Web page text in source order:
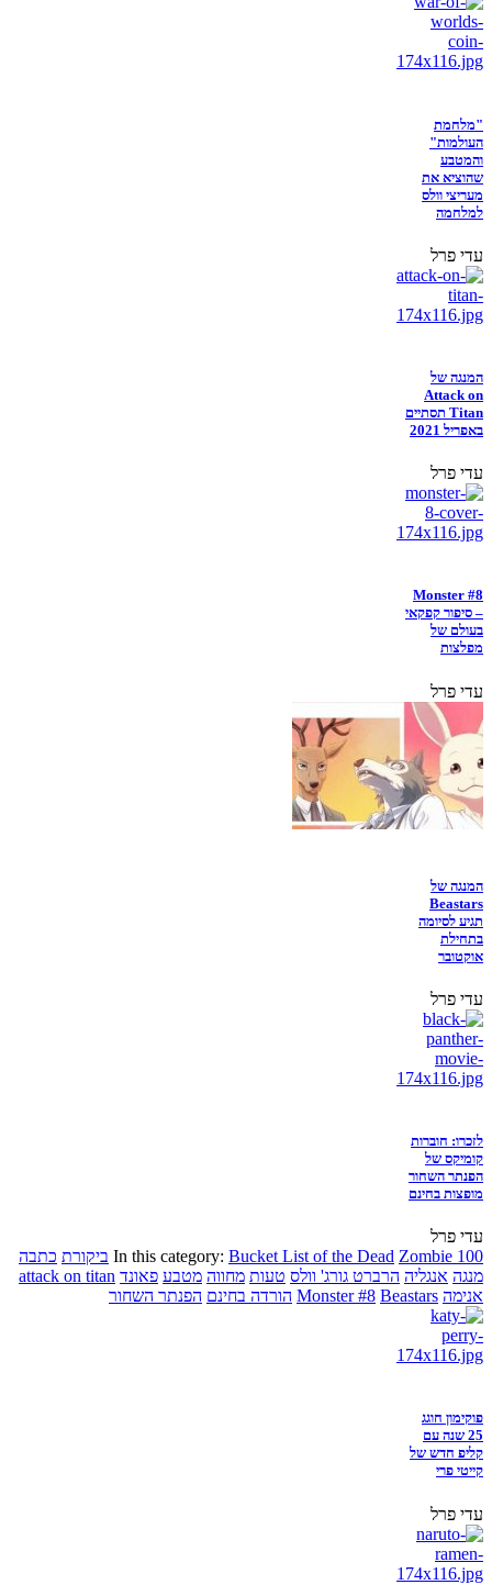
"מלחמת
העולמות"
והמטבע
שהוציא את
מעריצי וולס
למלחמה
עדי פרל
המנגה של
Attack on
Titan תסתיים
באפריל 2021
עדי פרל
Monster #8
– סיפור קפקאי
בעולם של
מפלצות
עדי פרל
המנגה של
Beastars
תגיע לסיומה
בתחילת
אוקטובר
עדי פרל
לזכרו: חוברות
קומיקס של
הפנתר השחור
מופצות בחינם
עדי פרל
In this category: Bucket List of the Dead Zombie 100 ביקורת כתבה
מנגה אנגליה הרברט גורג' וולס טעות מחווה מטבע פאונד attack on titan
אנימה
Monster #8 Beastars הורדה בחינם הפנתר השחור
פוקימון חוגג
25 שנה עם
קליפ חדש של
קייטי פרי
עדי פרל